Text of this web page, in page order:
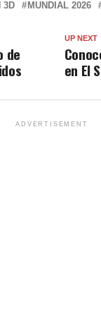
3D MUNDIAL 2026
UP NEXT
en El
de
ADVERTISEMENT